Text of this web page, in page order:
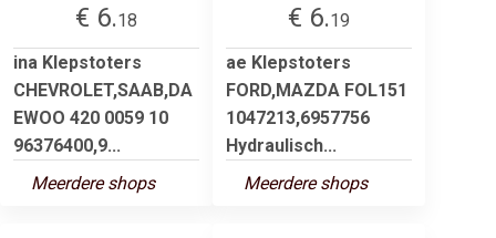
€ 6.18
ina Klepstoters
CHEVROLET,SAAB,DA
EWOO 420 0059 10
96376400,9...
Meerdere shops
€ 6.19
ae Klepstoters
FORD,MAZDA FOL151
1047213,6957756
Hydraulisch...
Meerdere shops